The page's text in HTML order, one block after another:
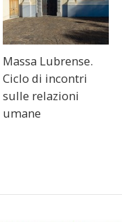
Massa Lubrense.
Ciclo di incontri
sulle relazioni
umane